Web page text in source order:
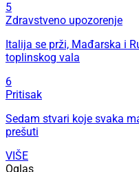
5
Zdravstveno upozorenje
Italija se prži, Mađarska i
toplinskog vala
6
Pritisak
Sedam stvari koje svaka
prešuti
VIŠE
Oglas